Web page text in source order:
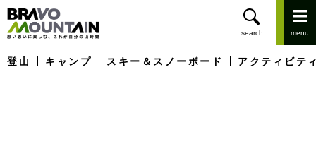
登山 キャンプ スキー＆スノーボード アクティビテ